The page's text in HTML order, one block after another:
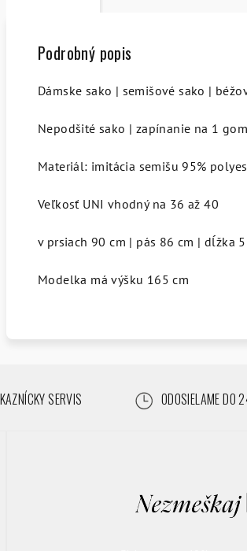
Podrobný popis
Dámske sako | semišové sako |
Nepodšité sako | zapínanie na 1
Materiál: imitácia semišu 95%
Veľkosť UNI vhodný na 36 až 40
v prsiach 90 cm | pás 86 cm | dĺžka
Modelka má výšku 165 cm
SERVIS ODOSIELAME DO